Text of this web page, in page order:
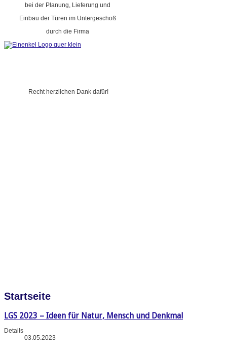
bei der Planung, Lieferung und
Einbau der Türen im Untergeschoß
durch die Firma
Recht herzlichen Dank dafür!
Startseite
LGS 2023 – Ideen für Natur, Mensch und Denkmal
Details
03.05.2023